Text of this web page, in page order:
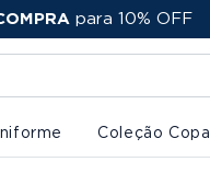
para 10% OFF
Coleção Copa